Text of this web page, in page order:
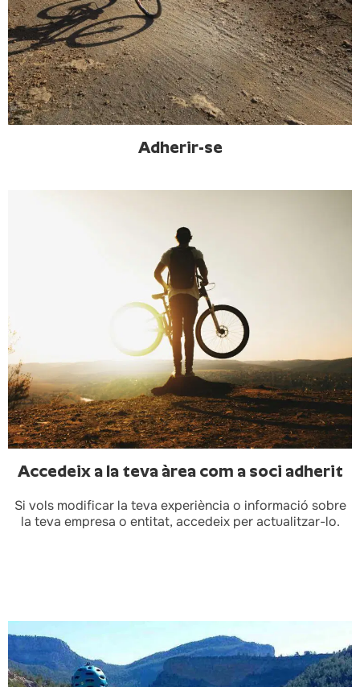
Adherir-se
Accedeix a la teva àrea com a soci adherit
Si vols modificar la teva experiència o informació sobre
la teva empresa o entitat, accedeix per actualitzar-lo.